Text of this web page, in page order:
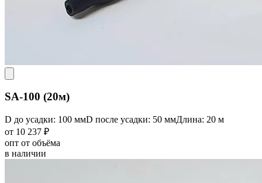
SA-100 (20м)
D до усадки: 100 ммD после усадки: 50 ммДлина: 20 м
от 10 237 ₽
опт от объёма
в наличии